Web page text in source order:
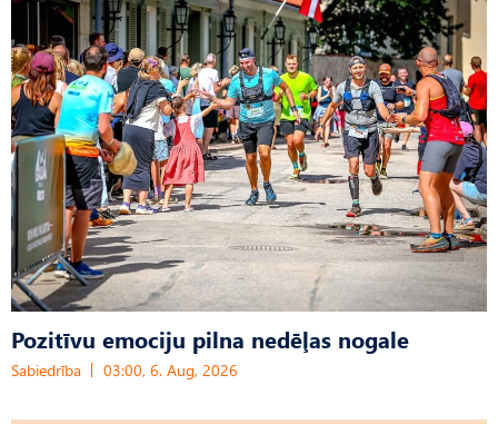
Pozitīvu emociju pilna nedēļas nogale
Sabiedrība 03:00, 6. Aug, 2026